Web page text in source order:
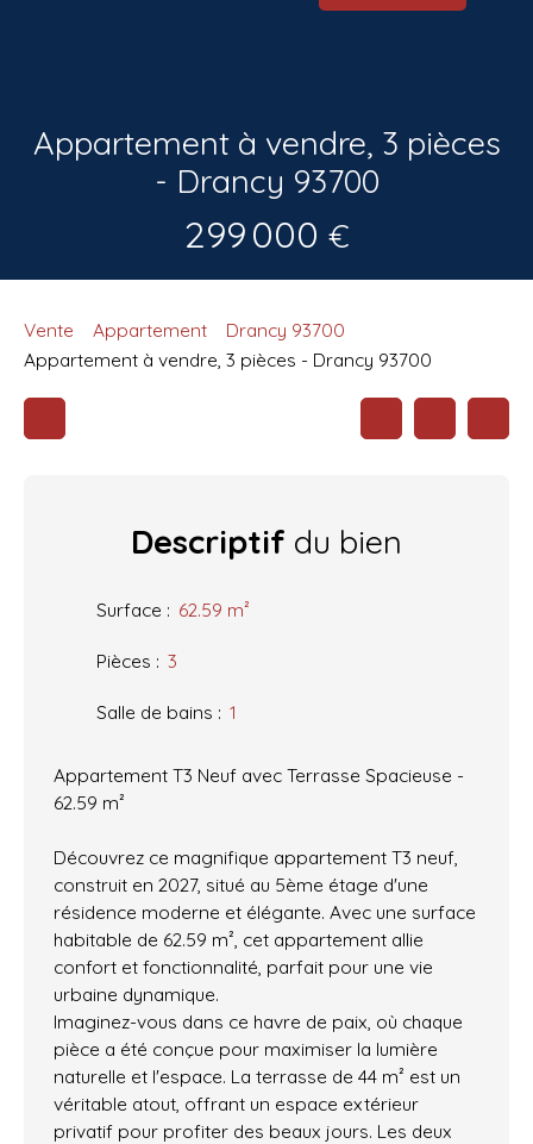
Appartement à vendre, 3 pièces
- Drancy 93700
299 000 €
Vente Appartement
Drancy 93700
Appartement à vendre, 3 pièces - Drancy 93700
Descriptif du bien
Surface : 62.59 m²
Pièces : 3
Salle de bains : 1
Appartement T3 Neuf avec Terrasse Spacieuse -
62.59 m²
Découvrez ce magnifique appartement T3 neuf,
construit en 2027, situé au 5ème étage d'une
résidence moderne et élégante. Avec une surface
habitable de 62.59 m², cet appartement allie
confort et fonctionnalité, parfait pour une vie
urbaine dynamique.
Imaginez-vous dans ce havre de paix, où chaque
pièce a été conçue pour maximiser la lumière
naturelle et l'espace. La terrasse de 44 m² est un
véritable atout, offrant un espace extérieur
privatif pour profiter des beaux jours. Les deux